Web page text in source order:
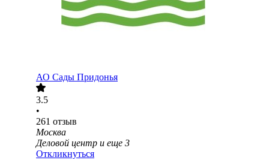
АО Сады Придонья
3.5
•
261 отзыв
Москва
Деловой центр и еще 3
Откликнуться